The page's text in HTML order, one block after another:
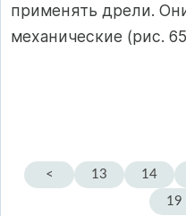
применять дрели.
механические (рис.
< 13 14
19